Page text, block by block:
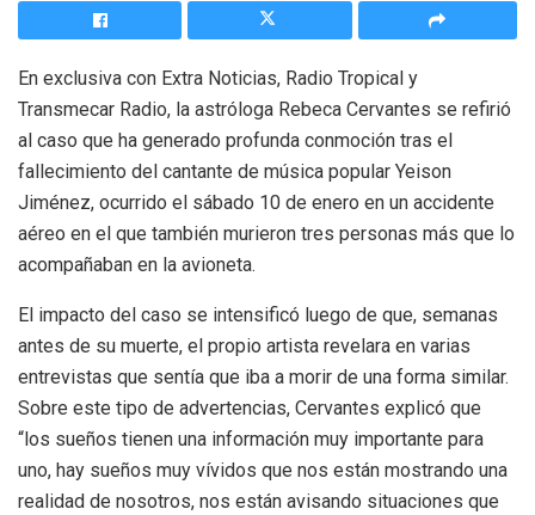
En exclusiva con Extra Noticias, Radio Tropical y
Transmecar Radio, la astróloga Rebeca Cervantes se refirió
al caso que ha generado profunda conmoción tras el
fallecimiento del cantante de música popular Yeison
Jiménez, ocurrido el sábado 10 de enero en un accidente
aéreo en el que también murieron tres personas más que lo
acompañaban en la avioneta.
El impacto del caso se intensificó luego de que, semanas
antes de su muerte, el propio artista revelara en varias
entrevistas que sentía que iba a morir de una forma similar.
Sobre este tipo de advertencias, Cervantes explicó que
“los sueños tienen una información muy importante para
uno, hay sueños muy vívidos que nos están mostrando una
realidad de nosotros, nos están avisando situaciones que